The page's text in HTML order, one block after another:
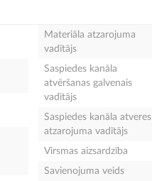
Materiāla atzarojuma
vadītājs
Saspiedes kanāla
atvēršanas galvenais
vadītājs
Saspiedes kanāla atveres
atzarojuma vadītājs
Virsmas aizsardzība
Savienojuma veids